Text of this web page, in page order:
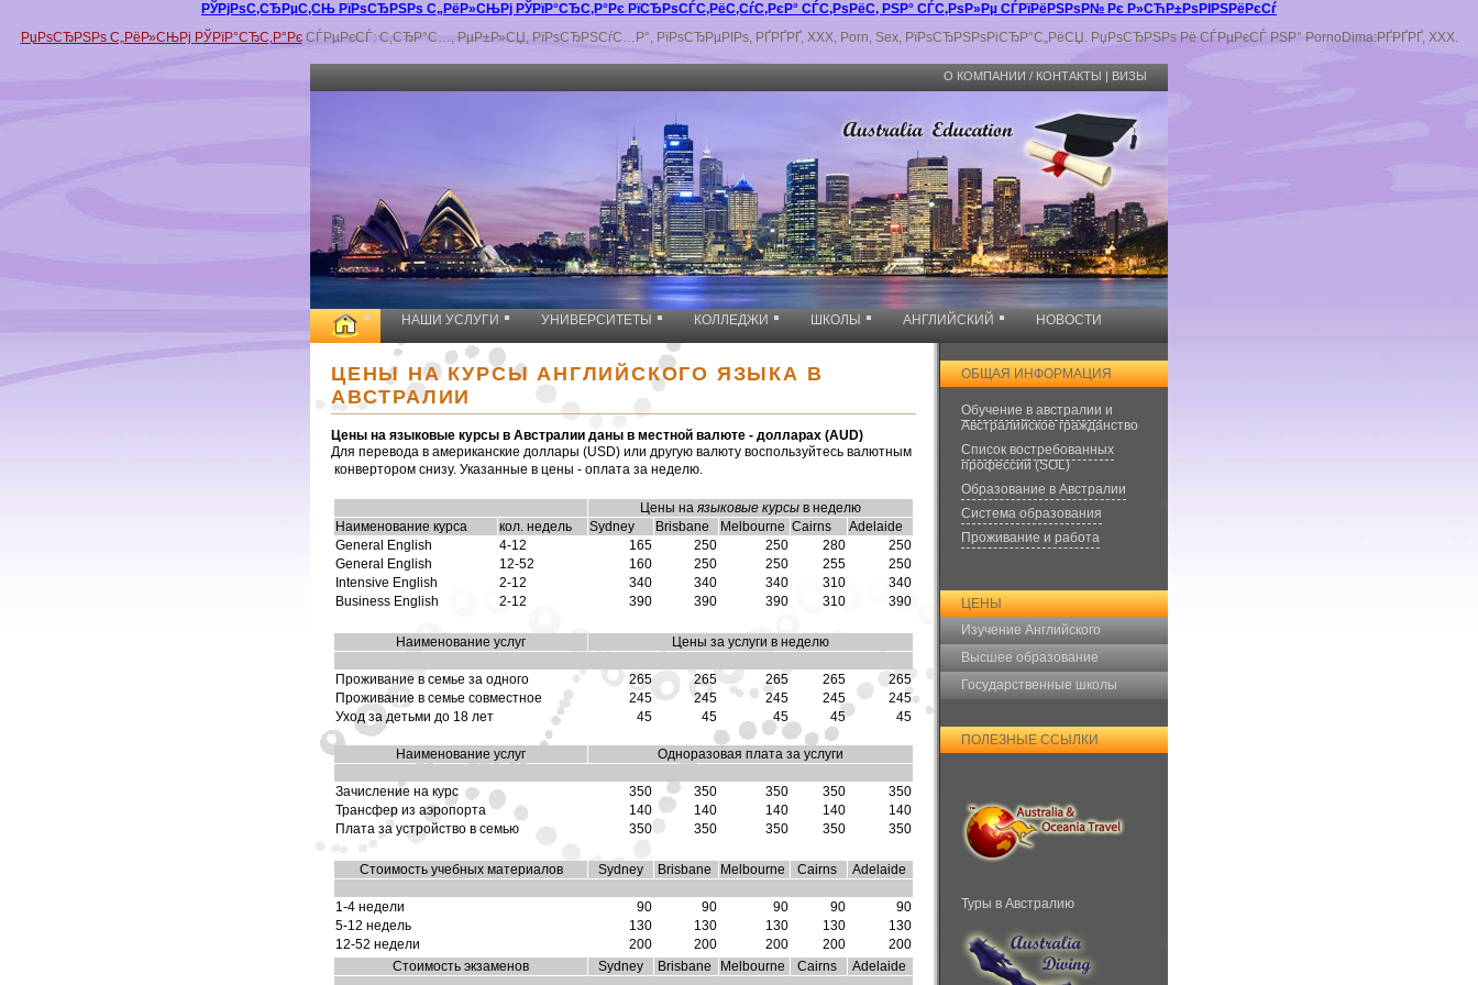
РЎРјРѕС‚СЂРµС‚СЊ РїРѕСЂРЅРѕ С„РёР»СЊРј РЎРїР°СЂС‚Р°Рє РїСЂРѕСЃС‚РёС‚СѓС‚РєР° СЃС‚РѕРёС‚ РЅР° СЃС‚РѕР»Рµ СЃРїРёРЅРѕР№ Рє Р»СЋР±РѕРІРЅРёРєСѓ
РџРѕСЂРЅРѕ С„РёР»СЊРј РЎРїР°СЂС‚Р°РєСЃРµРєСЃ: С‚СЂР°С…, РµР±Р»СЏ, РїРѕСЂРЅСѓС…Р°, РїРѕСЂРµРІРѕ, РҐРҐРҐ, XXX, Porn, Sex, РїРѕСЂРЅРѕРіСЂР°С„РёСЏ. РџРѕСЂРЅРѕ Рё СЃРµРєСЃ РЅР° PornoDima:РҐРҐРҐ, XXX.
О КОМПАНИИ / КОНТАКТЫ | ВИЗЫ
НАШИ УСЛУГИ УНИВЕРСИТЕТЫ КОЛЛЕДЖИ ШКОЛЫ АНГЛИЙСКИЙ НОВОСТИ
ОБЩАЯ ИНФОРМАЦИЯ
Обучение в австралии и
Австралийское гражданство
Список востребованных
профессий (SOL)
Образование в Австралии
Система образования
Проживание и работа
ЦЕНЫ
Изучение Английского
Высшее образование
Государственные школы
ПОЛЕЗНЫЕ ССЫЛКИ
Туры в Австралию
ЦЕНЫ НА КУРСЫ АНГЛИЙСКОГО ЯЗЫКА В
АВСТРАЛИИ
Цены на языковые курсы в Австралии даны в местной валюте - долларах (AUD)
Для перевода в американские доллары (USD) или другую валюту воспользуйтесь валютным
конвертором снизу. Указанные в цены - оплата за неделю.
Цены на языковые курсы в неделю
Наименование курса
кол. недель Sydney Brisbane Melbourne Cairns
Adelaide
General English
4-12 165 250 250 280
250
General English
12-52 160 250 250 255
250
Intensive English
2-12 340 340 340 310
340
Business English
2-12 390 390 390 310 390
Наименование услуг Цены за услуги в неделю
Проживание в семье за одного 265 265 265 265
265
Проживание в семье совместное
245 245 245 245
245
Уход за детьми до 18 лет
45 45 45 45 45
Наименование услуг Одноразовая плата за услуги
Зачисление на курс 350 350 350 350
350
Трансфер из аэропорта
140 140 140 140
140
Плата за устройство в семью
350 350 350 350 350
Стоимость учебных материалов Sydney Brisbane Melbourne Cairns Adelaide
1-4 недели 90 90 90 90
90
5-12 недель
130 130 130 130
130
12-52 недели
200 200 200 200
200
Стоимость экзаменов
Sydney Brisbane Melbourne Cairns Adelaide